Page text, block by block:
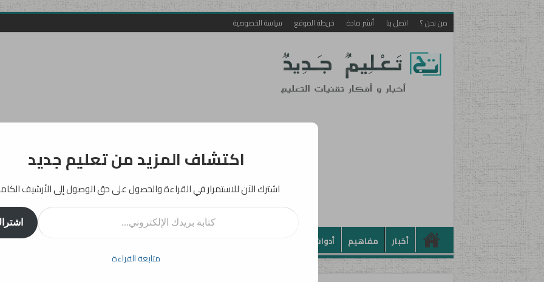
من نحن ؟ اتصل بنا أنشر مادة خريطة الموقع سياسة الخصوصية
أخبار مفاهيم أدوات بيداغوجيا
اكتشاف المزيد من تعليم جديد
اشترك الآن للاستمرار في القراءة والحصول على حق الوصول إلى الأرشيف
كتابة بريدك الإلكتروني...
متابعة القراءة